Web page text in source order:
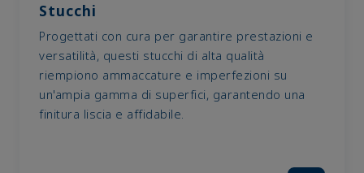
Stucchi
Progettati con cura per garantire prestazioni e
versatilità, questi stucchi di alta qualità
riempiono ammaccature e imperfezioni su
un'ampia gamma di superfici, garantendo una
finitura liscia e affidabile.